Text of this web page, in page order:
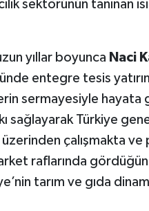
sektörünün tanınan
yıllar boyunca Naci
entegre tesis
sermayesiyle hayata
sağlayarak Türkiye
çalışmakta ve
raflarında
tarım ve gıda